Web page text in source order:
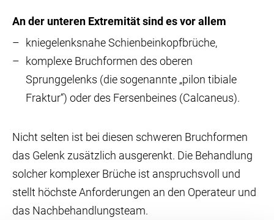
An der unteren Extremität sind es vor allem
kniegelenksnahe Schienbeinkopfbrüche,
komplexe Bruchformen des oberen
Sprunggelenks (die sogenannte „pilon tibiale
Fraktur“) oder des Fersenbeines (Calcaneus).
Nicht selten ist bei diesen schweren Bruchformen
das Gelenk zusätzlich ausgerenkt. Die Behandlung
solcher komplexer Brüche ist anspruchsvoll und
stellt höchste Anforderungen an den Operateur und
das Nachbehandlungsteam.